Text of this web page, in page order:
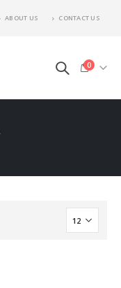
ABOUT US CONTACT US
0